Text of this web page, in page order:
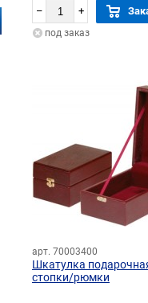
– +
под заказ
арт. 70003400
Шкатулка
стопки/рюмки